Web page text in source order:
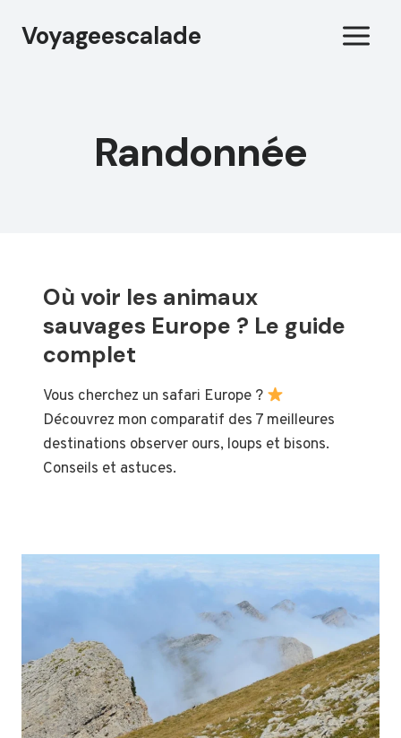
Voyageescalade
Randonnée
Où voir les animaux
sauvages Europe ? Le guide
complet
Vous cherchez un safari Europe ?
Découvrez mon comparatif des 7 meilleures
destinations observer ours, loups et bisons.
Conseils et astuces.